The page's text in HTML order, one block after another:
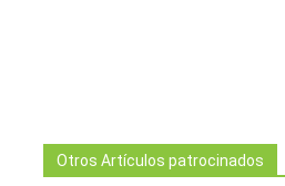
Otros Artículos patrocinados